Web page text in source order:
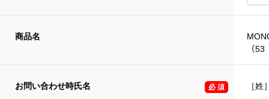
商品名
（
お問い合わせ時氏名 ［姓